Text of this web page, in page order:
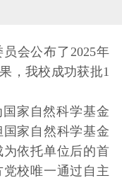
会公布了2025年
，我校成功获批1
家自然科学基金
家自然科学基金
依托单位后的首
校唯一通过自主